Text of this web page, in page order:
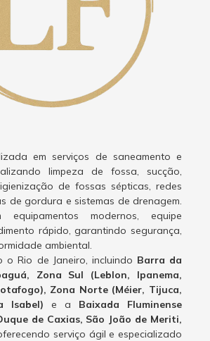
em serviços de saneamento e
limpeza de fossa, sucção,
de fossas sépticas, redes
de gordura e sistemas de drenagem.
equipamentos modernos, equipe
rápido, garantindo segurança,
ambiental.
o Rio de Janeiro, incluindo Barra da
Zona Sul (Leblon, Ipanema,
Zona Norte (Méier, Tijuca,
Isabel) e a Baixada Fluminense
de Caxias, São João de Meriti,
serviço ágil e especializado